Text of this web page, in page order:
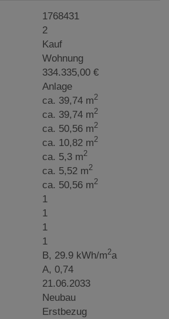
1768431
2
Kauf
Wohnung
334.335,00 €
Anlage
ca. 39,74 m2
ca. 39,74 m2
ca. 50,56 m2
ca. 10,82 m2
ca. 5,3 m2
ca. 5,52 m2
ca. 50,56 m2
1
1
1
1
B, 29.9 kWh/m2a
A, 0,74
21.06.2033
Neubau
Erstbezug